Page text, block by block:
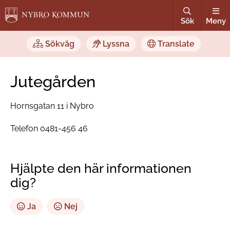
Sök Meny
Sökväg Lyssna Translate
Jutegården
Hornsgatan 11 i Nybro
Telefon 0481-456 46
Hjälpte den här informationen
dig?
Ja Nej